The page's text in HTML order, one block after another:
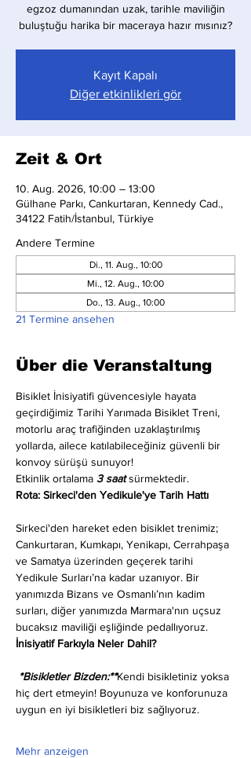
egzoz dumanından uzak, tarihle maviliğin
buluştuğu harika bir maceraya hazır mısınız?
Kayıt Kapalı
Diğer etkinlikleri gör
Zeit & Ort
10. Aug. 2026, 10:00 – 13:00
Gülhane Parkı, Cankurtaran, Kennedy Cad.,
34122 Fatih/İstanbul, Türkiye
Andere Termine
Di., 11. Aug., 10:00
Mi., 12. Aug., 10:00
Do., 13. Aug., 10:00
21 Termine ansehen
Über die Veranstaltung
Bisiklet İnisiyatifi güvencesiyle hayata
geçirdiğimiz Tarihi Yarımada Bisiklet Treni,
motorlu araç trafiğinden uzaklaştırılmış
yollarda, ailece katılabileceğiniz güvenli bir
konvoy sürüşü sunuyor!
Etkinlik ortalama 3 saat sürmektedir.
Rota: Sirkeci'den Yedikule'ye Tarih Hattı
Sirkeci'den hareket eden bisiklet trenimiz;
Cankurtaran, Kumkapı, Yenikapı, Cerrahpaşa
ve Samatya üzerinden geçerek tarihi
Yedikule Surları’na kadar uzanıyor. Bir
yanımızda Bizans ve Osmanlı’nın kadim
surları, diğer yanımızda Marmara'nın uçsuz
bucaksız maviliği eşliğinde pedallıyoruz.
İnisiyatif Farkıyla Neler Dahil?
*Bisikletler Bizden:**Kendi bisikletiniz yoksa
hiç dert etmeyin! Boyunuza ve konforunuza
uygun en iyi bisikletleri biz sağlıyoruz.
Mehr anzeigen